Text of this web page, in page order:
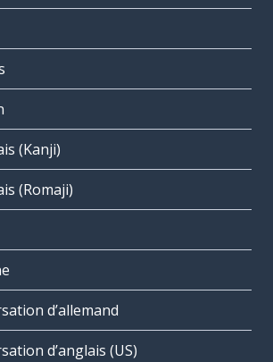
(Kanji)
(Romaji)
d’allemand
d’anglais (US)